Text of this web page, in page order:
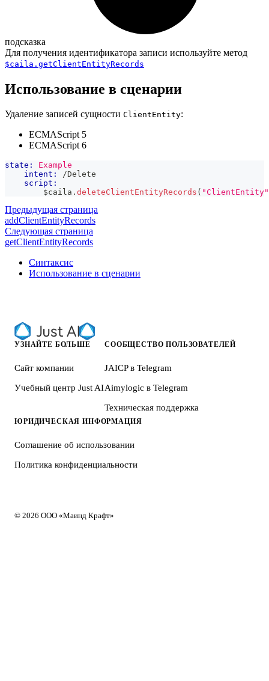
подсказка
Для получения идентификатора записи используйте метод
$caila.getClientEntityRecords
Использование в сценарии
Удаление записей сущности ClientEntity:
ECMAScript 5
ECMAScript 6
state:
Example
intent:
/Delete
script:
        $caila
. deleteClientEntityRecords ( "ClientEntity"
Предыдущая страница
addClientEntityRecords
Следующая страница
getClientEntityRecords
Синтаксис
Использование в сценарии
УЗНАЙТЕ БОЛЬШЕ
Сайт компании
Учебный центр Just AI
СООБЩЕСТВО ПОЛЬЗОВАТЕЛЕЙ
JAICP в Telegram
Aimylogic в Telegram
Техническая поддержка
ЮРИДИЧЕСКАЯ ИНФОРМАЦИЯ
Соглашение об использовании
Политика конфиденциальности
© 2026 ООО «Маинд Крафт»